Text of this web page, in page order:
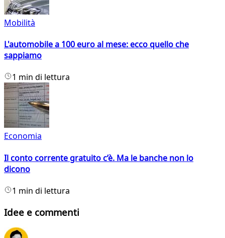
Mobilità
L'automobile a 100 euro al mese: ecco quello che
sappiamo
1 min di lettura
Economia
Il conto corrente gratuito c’è. Ma le banche non lo
dicono
1 min di lettura
Idee e commenti